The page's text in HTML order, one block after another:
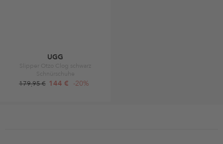
UGG
Slipper Otzo Clog schwarz
Schnürschuhe
179,95 € 144 € -20%